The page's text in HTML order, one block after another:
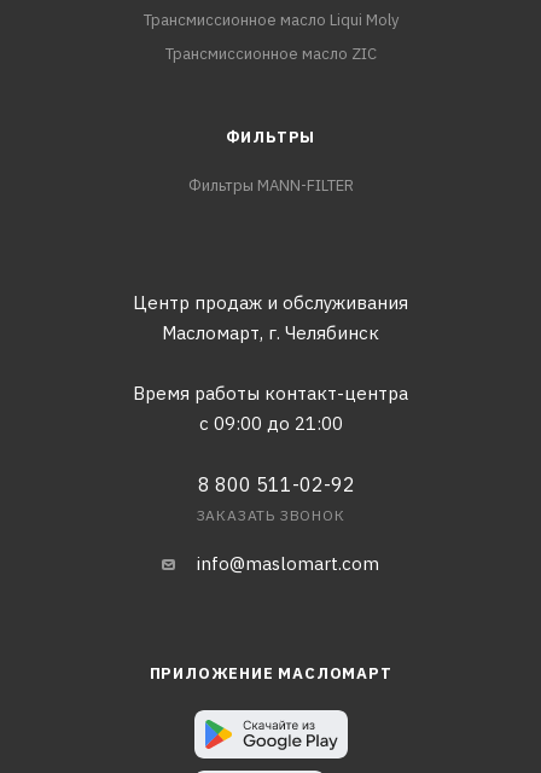
Трансмиссионное масло Liqui Moly
Трансмиссионное масло ZIC
ФИЛЬТРЫ
Фильтры MANN-FILTER
Центр продаж и обслуживания
Масломарт, г. Челябинск
Время работы контакт-центра
с 09:00 до 21:00
8 800 511-02-92
ЗАКАЗАТЬ ЗВОНОК
info@maslomart.com
ПРИЛОЖЕНИЕ МАСЛОМАРТ